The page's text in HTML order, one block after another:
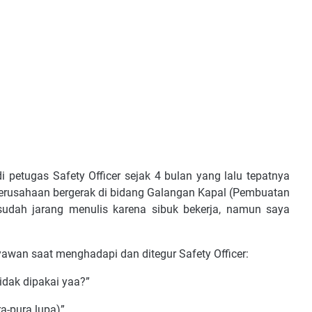
petugas Safety Officer sejak 4 bulan yang lalu tepatnya
bergerak di bidang Galangan Kapal (Pembuatan
jarang menulis karena sibuk bekerja, namun saya
saat menghadapi dan ditegur Safety Officer:
dipakai yaa?”